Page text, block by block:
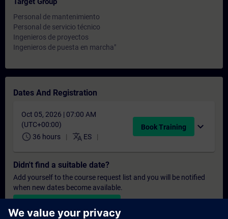
Personal de mantenimiento
Personal de servicio técnico
Ingenieros de proyectos
Ingenieros de puesta en marcha"
Dates And Registration
Oct 05, 2026 | 07:00 AM
(UTC+00:00)
schedule 36 hours translate ES
Book Training expand_more
Didn't find a suitable date?
Add yourself to the course request list and you will be notified
when new dates become available.